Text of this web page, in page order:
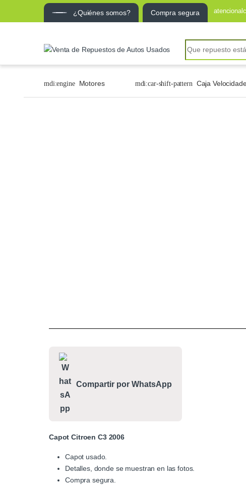
¿Quiénes somos? Compra segura
Motores Caja
Compartir por WhatsApp
Capot Citroen C3 2006
Capot usado.
Detalles, donde se muestran en las fotos.
Compra segura.